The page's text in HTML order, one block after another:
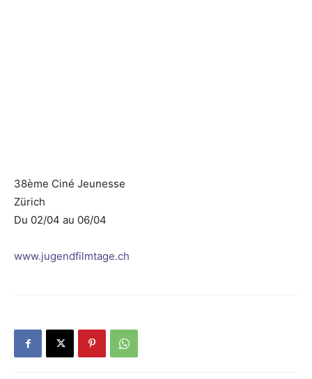
38ème Ciné Jeunesse
Zürich
Du 02/04 au 06/04
www.jugendfilmtage.ch